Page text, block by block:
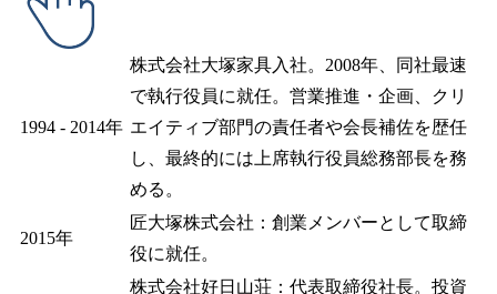
1994 - 2014年
株式会社大塚家具入社。2008年、同社最速
で執行役員に就任。営業推進・企画、クリ
エイティブ部門の責任者や会長補佐を歴任
し、最終的には上席執行役員総務部長を務
める。
2015年
匠大塚株式会社：創業メンバーとして取締
役に就任。
株式会社好日山荘：代表取締役社長。投資